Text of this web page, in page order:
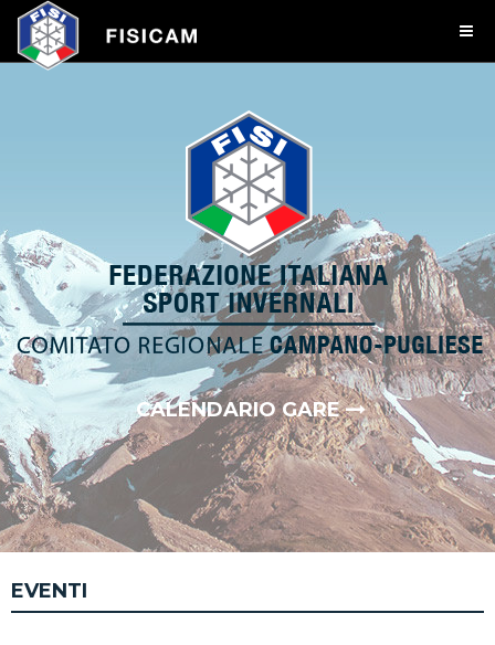
CALENDARIO GARE
EVENTI